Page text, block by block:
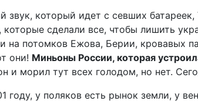
звук, который идет с севших
сделали все, чтобы лишить
на потомков Ежова, Берии, кровавых
они! Миньоны России, которая
и морил тут всех голодом, но нет.
году, у поляков есть рынок земли, у